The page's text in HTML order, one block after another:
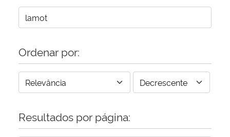
Ordenar por:
Resultados por página: